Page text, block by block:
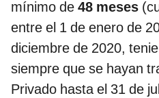
mínimo de 48 meses
entre el 1 de enero de
diciembre de 2020,
siempre que se hayan
Privado hasta el 31 de